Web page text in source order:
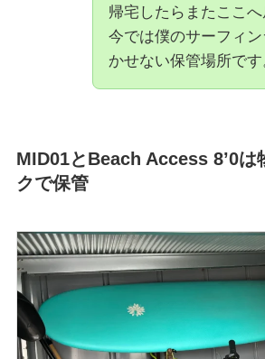
帰宅したらまたここへ
今では僕のサーフィ
かせない保管場所です
MID01とBeach Access 8’0は
クで保管